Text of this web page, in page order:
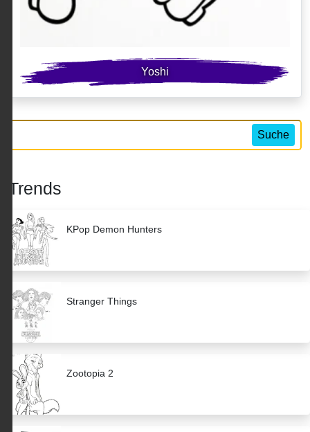
Yoshi
Suche
Trends
KPop Demon Hunters
Stranger Things
Zootopia 2